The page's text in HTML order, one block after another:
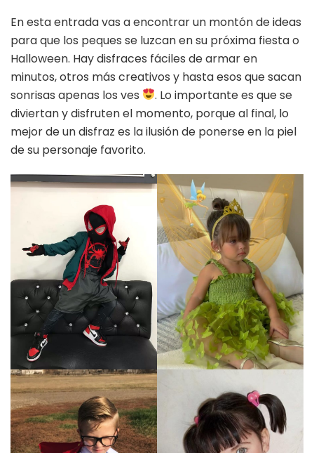
En esta entrada vas a encontrar un montón de ideas
para que los peques se luzcan en su próxima fiesta o
Halloween. Hay disfraces fáciles de armar en
minutos, otros más creativos y hasta esos que sacan
sonrisas apenas los ves
. Lo importante es que se
diviertan y disfruten el momento, porque al final, lo
mejor de un disfraz es la ilusión de ponerse en la piel
de su personaje favorito.